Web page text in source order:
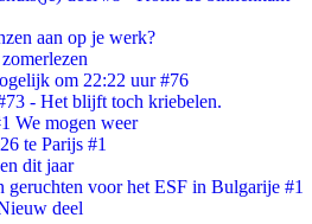
aan op je werk?
om 22:22 uur #76
- Het blijft toch kriebelen.
We mogen weer
te Parijs #1
dit jaar
geruchten voor het ESF in Bulgarije #1
deel